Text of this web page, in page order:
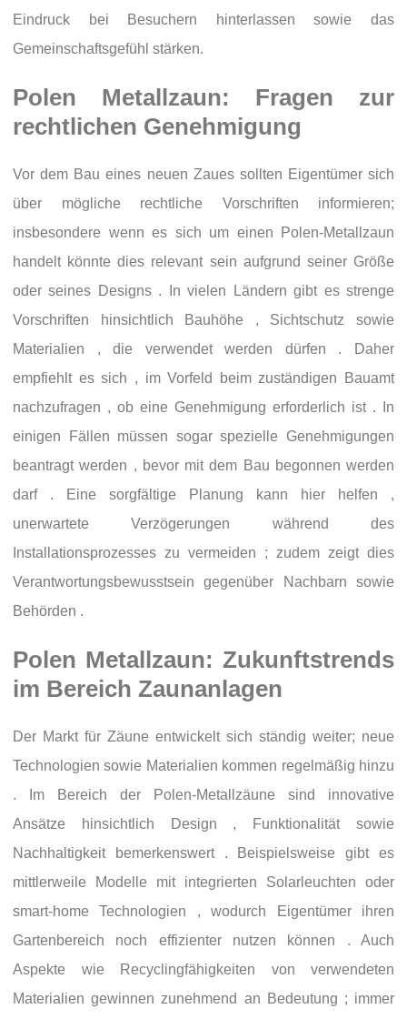
Eindruck bei Besuchern hinterlassen sowie das
Gemeinschaftsgefühl stärken.
Polen Metallzaun: Fragen zur
rechtlichen Genehmigung
Vor dem Bau eines neuen Zaues sollten Eigentümer sich
über mögliche rechtliche Vorschriften informieren;
insbesondere wenn es sich um einen Polen-Metallzaun
handelt könnte dies relevant sein aufgrund seiner Größe
oder seines Designs . In vielen Ländern gibt es strenge
Vorschriften hinsichtlich Bauhöhe , Sichtschutz sowie
Materialien , die verwendet werden dürfen . Daher
empfiehlt es sich , im Vorfeld beim zuständigen Bauamt
nachzufragen , ob eine Genehmigung erforderlich ist . In
einigen Fällen müssen sogar spezielle Genehmigungen
beantragt werden , bevor mit dem Bau begonnen werden
darf . Eine sorgfältige Planung kann hier helfen ,
unerwartete Verzögerungen während des
Installationsprozesses zu vermeiden ; zudem zeigt dies
Verantwortungsbewusstsein gegenüber Nachbarn sowie
Behörden .
Polen Metallzaun: Zukunftstrends
im Bereich Zaunanlagen
Der Markt für Zäune entwickelt sich ständig weiter; neue
Technologien sowie Materialien kommen regelmäßig hinzu
. Im Bereich der Polen-Metallzäune sind innovative
Ansätze hinsichtlich Design , Funktionalität sowie
Nachhaltigkeit bemerkenswert . Beispielsweise gibt es
mittlerweile Modelle mit integrierten Solarleuchten oder
smart-home Technologien , wodurch Eigentümer ihren
Gartenbereich noch effizienter nutzen können . Auch
Aspekte wie Recyclingfähigkeiten von verwendeten
Materialien gewinnen zunehmend an Bedeutung ; immer